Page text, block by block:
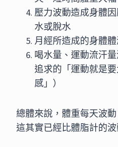
壓力波動造成身體
水或脫水
月經所造成的身體
喝水量、運動流汗
追求的「運動就是
感」）
總體來說，體重每天波動
這其實已經比體脂計的波